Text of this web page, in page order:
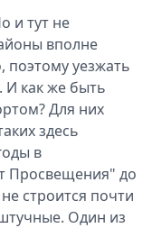
и тут не
вполне
поэтому уезжать
И как же быть
Для них
здесь
в
Просвещения" до
строится почти
Один из